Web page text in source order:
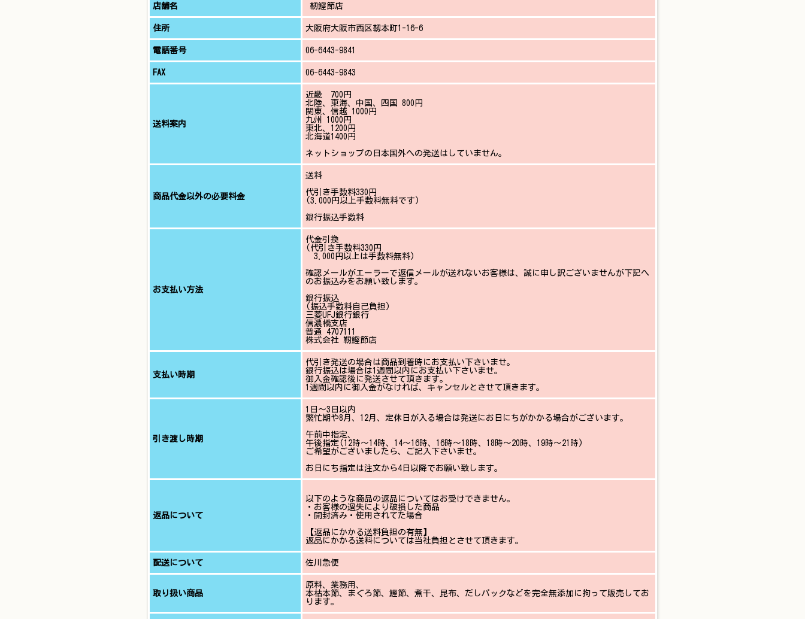
店舗名 靭鰹節店
住所 大阪府大阪市西区靱本町1-16-6
電話番号 06-6443-9841
FAX 06-6443-9843
送料案内
近畿 700円
北陸、東海、中国、四国 800円
関東、信越 1000円
九州 1000円
東北、1200円
北海道1400円
ネットショップの日本国外への発送はしていません。
商品代金以外の必要料金
送料
代引き手数料330円
(3.000円以上手数料無料です)
銀行振込手数料
お支払い方法
代金引換
(代引き手数料330円
3.000円以上は手数料無料)
確認メールがエーラーで返信メールが送れないお客様は、誠に申し訳ございませんが下記へ
のお振込みをお願い致します。
銀行振込
(振込手数料自己負担)
三菱UFJ銀行銀行
信濃橋支店
普通 4707111
株式会社 靭鰹節店
支払い時期
代引き発送の場合は商品到着時にお支払い下さいませ。
銀行振込は場合は1週間以内にお支払い下さいませ。
御入金確認後に発送させて頂きます。
1週間以内に御入金がなければ、キャンセルとさせて頂きます。
引き渡し時期
1日〜3日以内
繁忙期や8月、12月、定休日が入る場合は発送にお日にちがかかる場合がございます。
午前中指定、
午後指定(12時〜14時、14〜16時、16時〜18時、18時〜20時、19時〜21時)
ご希望がございましたら、ご記入下さいませ。
お日にち指定は注文から4日以降でお願い致します。
返品について
以下のような商品の返品についてはお受けできません。
・お客様の過失により破損した商品
・開封済み・使用されてた場合
【返品にかかる送料負担の有無】
返品にかかる送料については当社負担とさせて頂きます。
配送について 佐川急便
取り扱い商品
原料、業務用、
本枯本節、まぐろ節、鰹節、煮干、昆布、だしパックなどを完全無添加に拘って販売してお
ります。